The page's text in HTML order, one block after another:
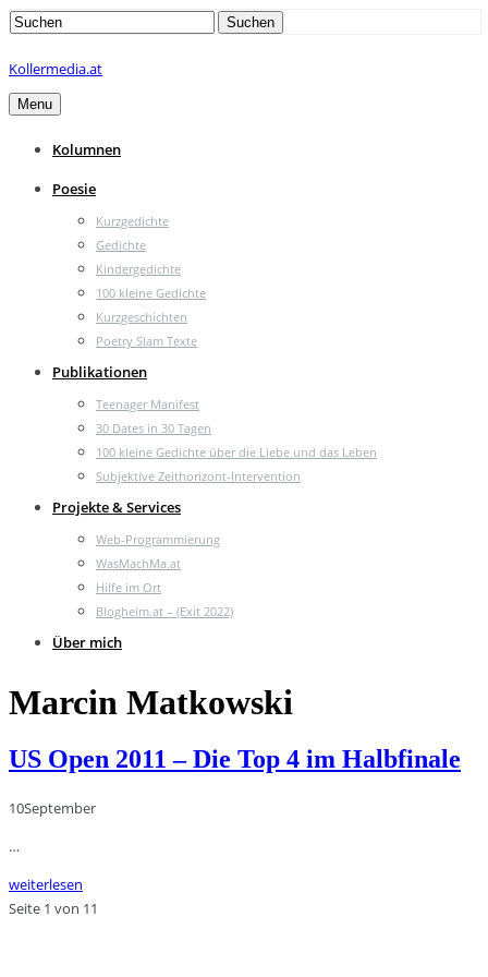
Search
Suchen
Kollermedia.at
Menu
Kolumnen
Poesie
Kurzgedichte
Gedichte
Kindergedichte
100 kleine Gedichte
Kurzgeschichten
Poetry Slam Texte
Publikationen
Teenager Manifest
30 Dates in 30 Tagen
100 kleine Gedichte über die Liebe und das Leben
Subjektive Zeithorizont-Intervention
Projekte & Services
Web-Programmierung
WasMachMa.at
Hilfe im Ort
Blogheim.at – (Exit 2022)
Über mich
Marcin Matkowski
US Open 2011 – Die Top 4 im Halbfinale
10September
…
weiterlesen
Seite 1 von 11